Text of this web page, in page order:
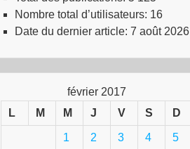
Nombre total d’utilisateurs: 16
Date du dernier article: 7 août 2026
février 2017
L
M M J V S D
1 2 3 4 5